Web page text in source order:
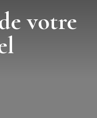
votre